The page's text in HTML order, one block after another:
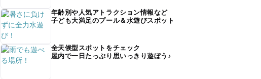
年齢別や人気アトラクション情報など
子ども大満足のプール＆水遊びスポット
全天候型スポットをチェック
屋内で一日たっぷり思いっきり遊ぼう♪